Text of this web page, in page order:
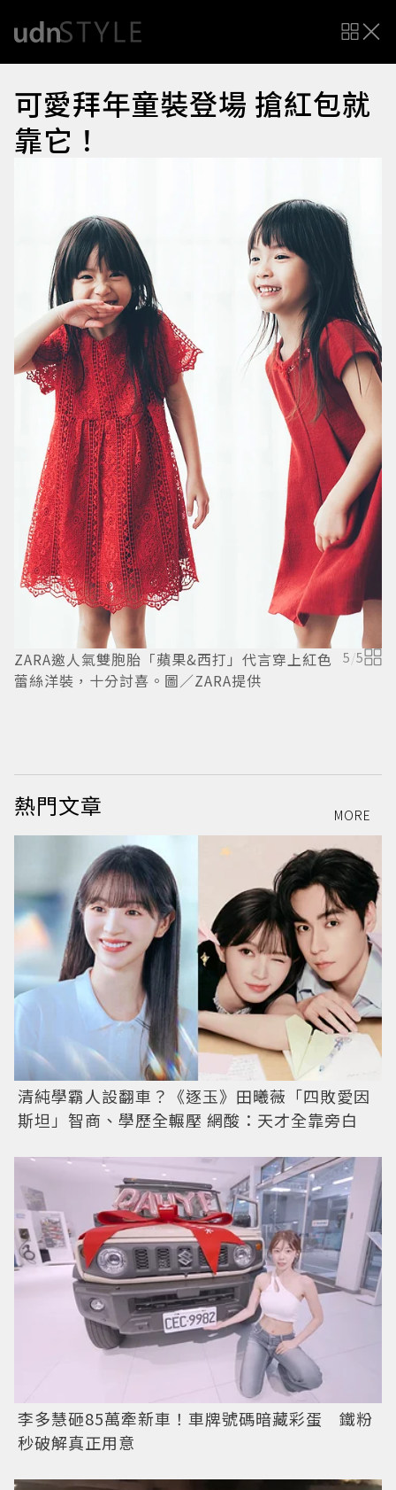
可愛拜年童裝登場 搶紅包就
靠它！
ZARA邀人氣雙胞胎「蘋果&西打」代言穿上紅色
蕾絲洋裝，十分討喜。圖／ZARA提供
5/5
熱門文章 MORE
清純學霸人設翻車？《逐玉》田曦薇「四敗愛因
斯坦」智商、學歷全輾壓 網酸：天才全靠旁白
李多慧砸85萬牽新車！車牌號碼暗藏彩蛋 鐵粉
秒破解真正用意